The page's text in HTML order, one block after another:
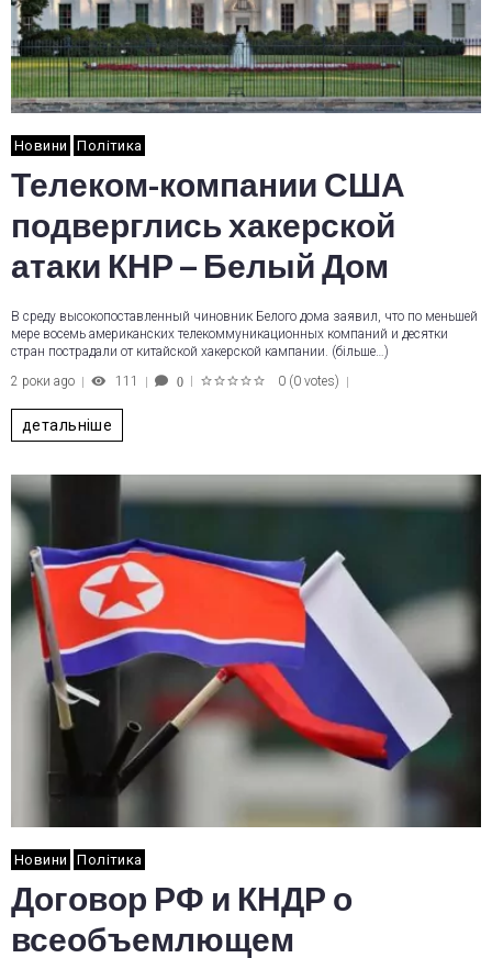
Новини Політика
Телеком-компании США
подверглись хакерской
атаки КНР – Белый Дом
В среду высокопоставленный чиновник Белого дома заявил, что по меньшей
мере восемь американских телекоммуникационных компаний и десятки
стран пострадали от китайской хакерской кампании. (більше…)
2 роки ago
111 0 0 (0 votes)
детальніше
Новини Політика
Договор РФ и КНДР о
всеобъемлющем